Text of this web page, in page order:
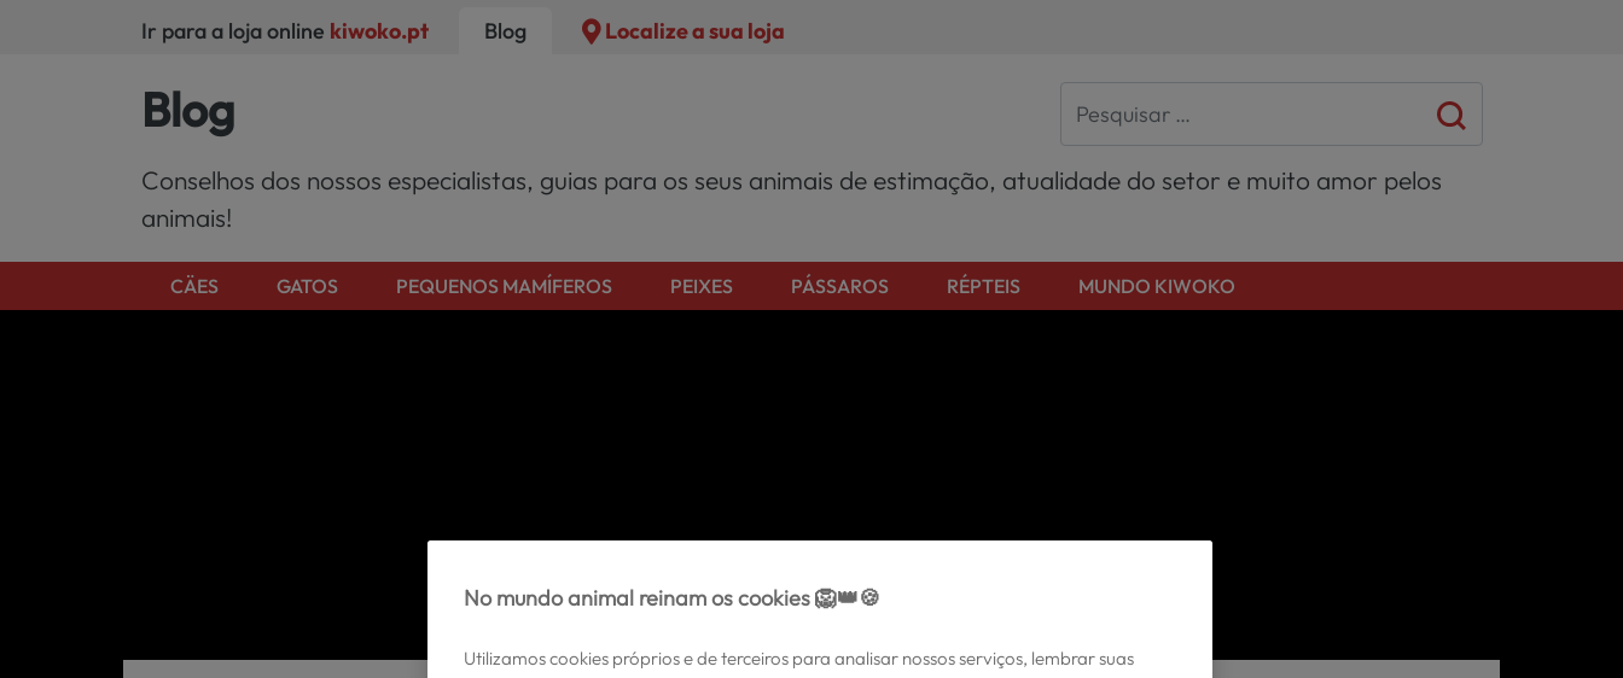
Ir para a loja online kiwoko.pt Blog Localize a sua loja
Blog
Conselhos dos nossos especialistas, guias para os seus animais de estimação, atualidade do setor e muito amor pelos
animais!
CÄES GATOS PEQUENOS MAMÍFEROS PEIXES PÁSSAROS RÉPTEIS MUNDO KIWOKO
No mundo animal reinam os cookies 🦁👑🍪
Utilizamos cookies próprios e de terceiros para analisar nossos serviços, lembrar suas